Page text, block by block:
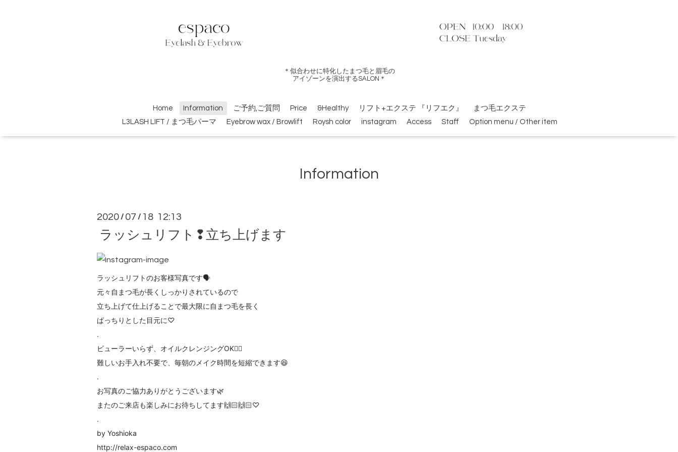
＊似合わせに特化したまつ毛と眉毛の
アイゾーンを演出するSALON＊
Home Information ご予約,ご質問 Price &Healthy リフト+エクステ 『リフエク』
まつ毛エクステ
L3LASH LIFT / まつ毛パーマ
Eyebrow wax / Browlift Roysh color instagram Access Staff Option menu / Other item
Information
2020 / 07 / 18 12:13
ラッシュリフト❢立ち上げます
ラッシュリフトのお客様写真です🗣
元々自まつ毛が長くしっかりされているので
立ち上げて仕上げることで最大限に自まつ毛を長く
ぱっちりとした目元に♡
.
ビューラーいらず、オイルクレンジングOK👌🏻
難しいお手入れ不要で、毎朝のメイク時間を短縮できます😆
.
お写真のご協力ありがとうございます🌿
またのご来店も楽しみにお待ちしてます🙌🏻🙌🏻♡
.
by Yoshioka
http://relax-espaco.com